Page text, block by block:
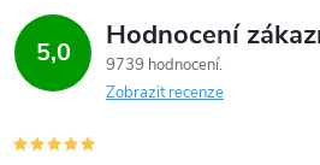
5,0 Hodnocení
9739 hodnocení
Zobrazit recenze